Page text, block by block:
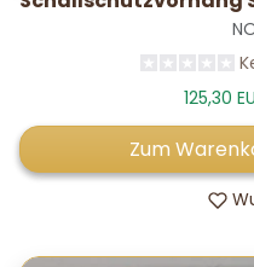
125,30
Zum